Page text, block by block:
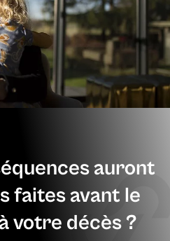
auront
faites avant le
votre décès ?